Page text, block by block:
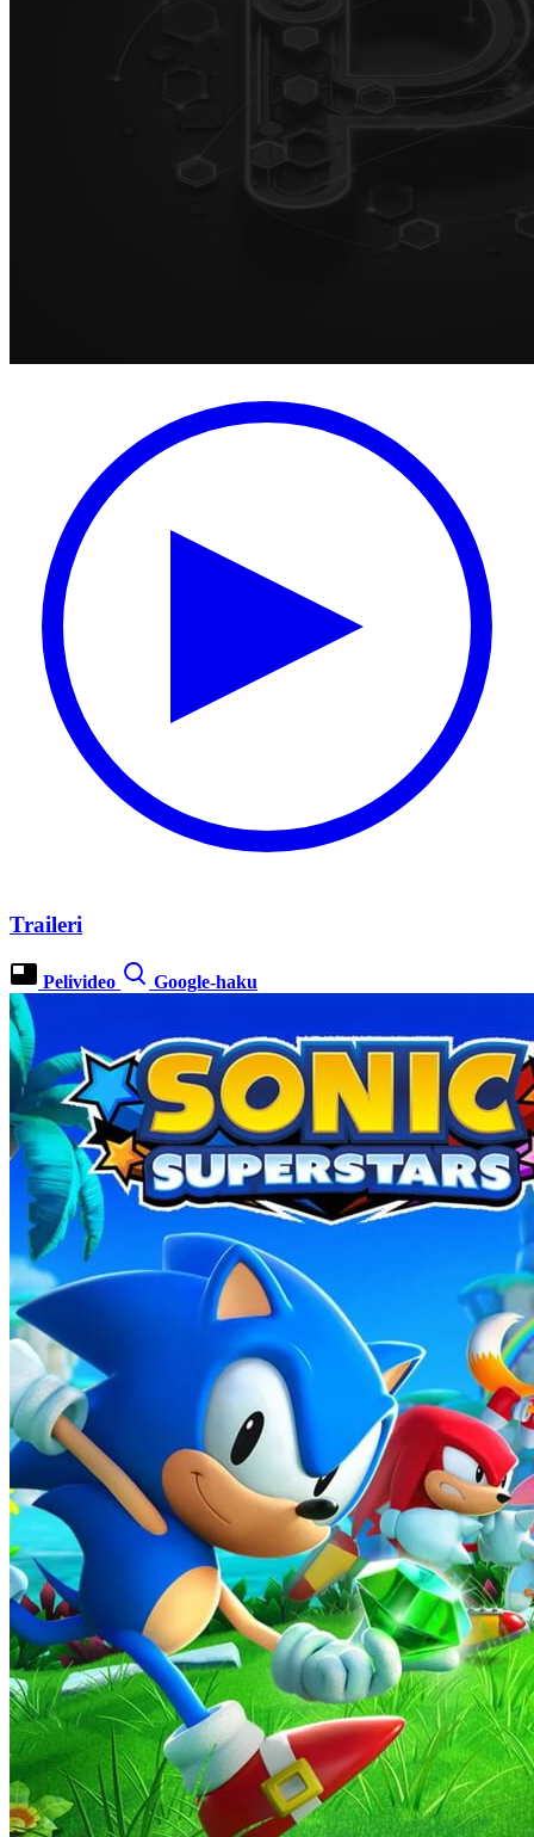
Traileri
Pelivideo Google-haku